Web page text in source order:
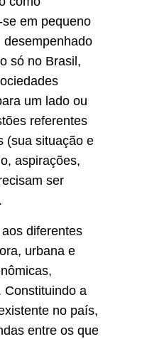
em pequeno
desempenhado
só no Brasil,
um lado ou
referentes
(sua situação e
aspirações,
ser
diferentes
urbana e
Constituindo a
no país,
entre os que